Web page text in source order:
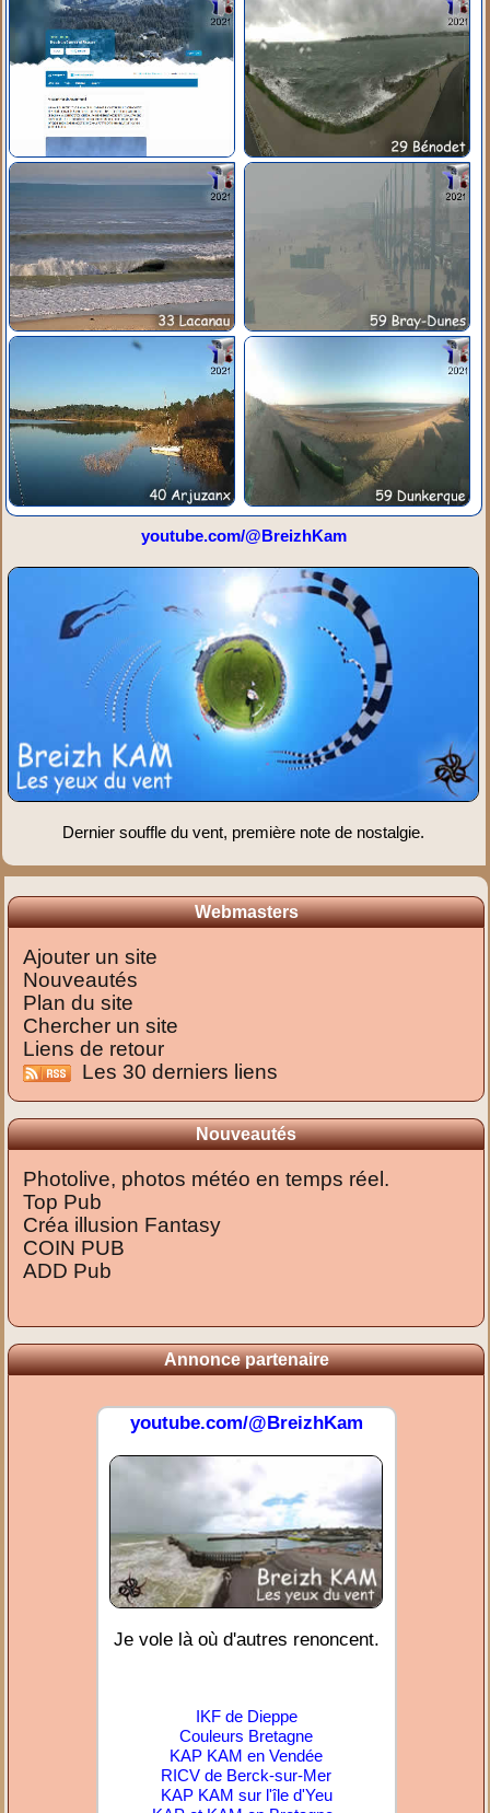
youtube.com/@BreizhKam
Dernier souffle du vent, première note de nostalgie.
Webmasters
Ajouter un site
Nouveautés
Plan du site
Chercher un site
Liens de retour
Les 30 derniers liens
Nouveautés
Photolive, photos météo en temps réel.
Top Pub
Créa illusion Fantasy
COIN PUB
ADD Pub
Annonce partenaire
youtube.com/@BreizhKam
Je vole là où d'autres renoncent.
IKF de Dieppe
Couleurs Bretagne
KAP KAM en Vendée
RICV de Berck-sur-Mer
KAP KAM sur l'île d'Yeu